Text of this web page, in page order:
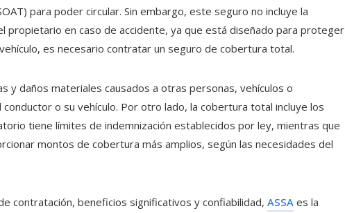
para poder circular. Sin embargo, este seguro no incluye la
propietario en caso de accidente, ya que está diseñado para proteger
es necesario contratar un seguro de cobertura total.
y daños materiales causados a otras personas, vehículos o
o su vehículo. Por otro lado, la cobertura total incluye los
tiene límites de indemnización establecidos por ley, mientras que
montos de cobertura más amplios, según las necesidades del
contratación, beneficios significativos y confiabilidad, ASSA es la